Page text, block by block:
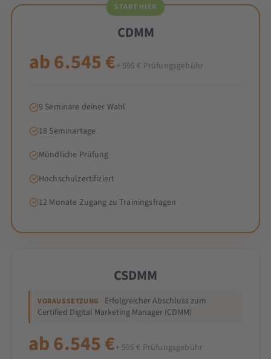
START HIER
CDMM
ab 6.545 €+ 595 € Prüfungsgebühr
9 Seminare deiner Wahl
18 Seminartage
Mündliche Prüfung
Hochschulzertifiziert
12 Monate Zugang zu Trainingsfragen
CSDMM
VORAUSSETZUNG
Erfolgreicher Abschluss zum
Certified Digital Marketing Manager (CDMM)
ab 6.545 €+ 595 € Prüfungsgebühr